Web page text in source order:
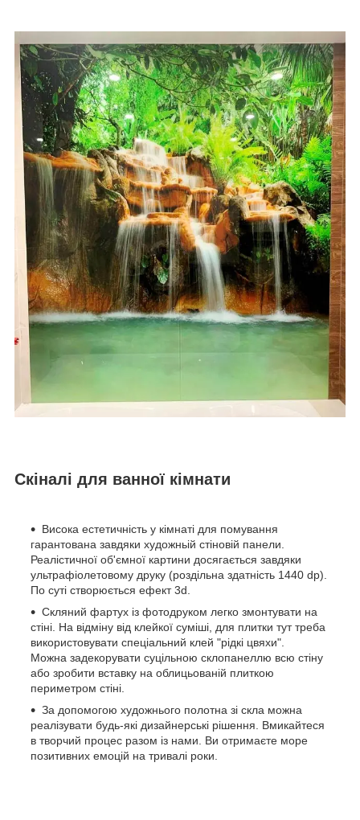
Скіналі для ванної кімнати
Висока естетичність у кімнаті для помування
гарантована завдяки художньій стіновій панели.
Реалістичної об'ємної картини досягається завдяки
ультрафіолетовому друку (роздільна здатність 1440 dp).
По суті створюється ефект 3d.
Скляний фартух із фотодруком легко змонтувати на
стіні. На відміну від клейкої суміші, для плитки тут треба
використовувати спеціальний клей "рідкі цвяхи".
Можна задекорувати суцільною склопанеллю всю стіну
або зробити вставку на облицьованій плиткою
периметром стіні.
За допомогою художнього полотна зі скла можна
реалізувати будь-які дизайнерські рішення. Вмикайтеся
в творчий процес разом із нами. Ви отримаєте море
позитивних емоцій на тривалі роки.